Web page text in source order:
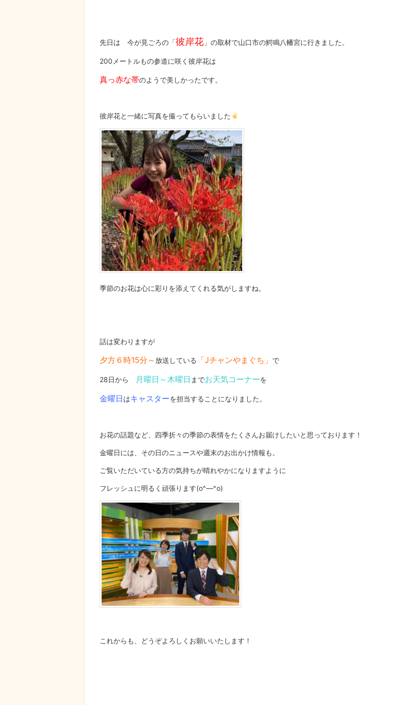
先日は 今が見ごろの「彼岸花 」の取材で山口市の鰐鳴八幡宮に行きました。
200メートルもの参道に咲く彼岸花は
真っ赤な帯のようで美しかったです。
彼岸花と一緒に写真を撮ってもらいました
季節のお花は心に彩りを添えてくれる気がしますね。
話は変わりますが
夕方６時15分～ 放送している 「Jチャンやまぐち」 で
28日から 月曜日～木曜日 までお天気コーナーを
金曜日はキャスターを担当することになりました。
お花の話題など、四季折々の季節の表情をたくさんお届けしたいと思っております！
金曜日には、その日のニュースや週末のお出かけ情報も。
ご覧いただいている方の気持ちが晴れやかになりますように
フレッシュに明るく頑張ります(o^―^o)
これからも、どうぞよろしくお願いいたします！